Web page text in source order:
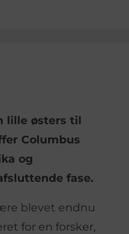
lille østers til
Columbus
og
fase.
blevet endnu
for en forsker,